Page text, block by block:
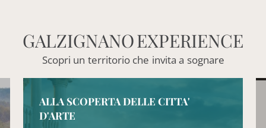
GALZIGNANOEXPERIENCE
Scopri un territorio che invita a sognare
ALLA SCOPERTA DELLE CITTA'
D'ARTE